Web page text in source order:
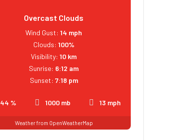
Overcast Clouds
44 % 1000 mb 13 mph
Wind Gust: 14 mph
Clouds: 100%
Visibility: 10 km
Sunrise: 6:12 am
Sunset: 7:18 pm
Weather from OpenWeatherMap